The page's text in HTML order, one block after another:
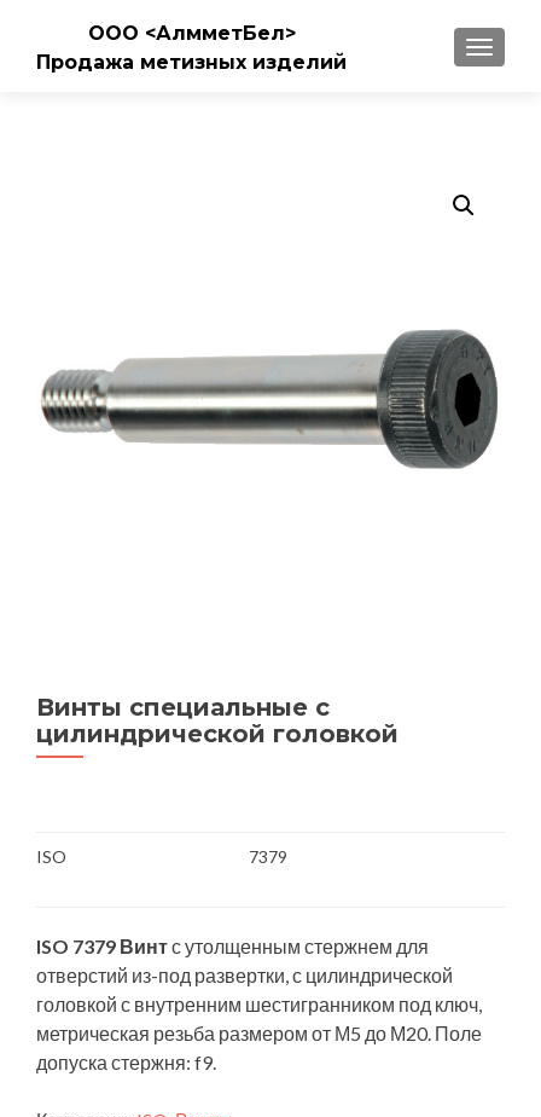
ООО <АлмметБел>
Продажа метизных изделий
Винты специальные с
цилиндрической головкой
ISO 7379
ISO 7379 Винтс утолщенным стержнем для
отверстий из-под развертки, с цилиндрической
головкой с внутренним шестигранником под ключ,
метрическая резьба размером от М5 до М20. Поле
допуска стержня: f9.